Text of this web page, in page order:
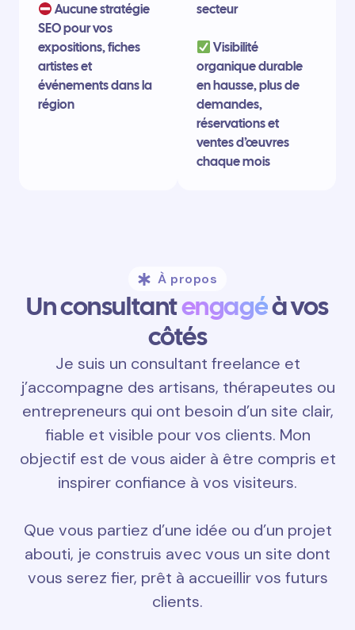
Aucune stratégie
SEO pour vos
expositions, fiches
artistes et
événements dans la
région
secteur
Visibilité
organique durable
en hausse, plus de
demandes,
réservations et
ventes d’œuvres
chaque mois
À propos
Un consultantengagéà vos
côtés
Je suis un consultant freelance et
j’accompagne des artisans, thérapeutes ou
entrepreneurs qui ont besoin d’un site clair,
fiable et visible pour vos clients. Mon
objectif est de vous aider à être compris et
inspirer confiance à vos visiteurs.
Que vous partiez d’une idée ou d’un projet
abouti, je construis avec vous un site dont
vous serez fier, prêt à accueillir vos futurs
clients.